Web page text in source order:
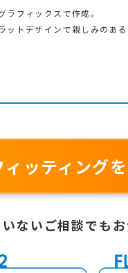
フィックスで作成。
トデザインで親しみのあ
ィッティング
ないご相談でも